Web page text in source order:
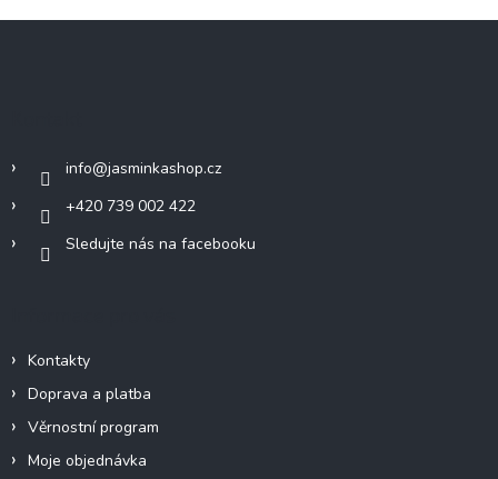
info@jasminkashop.cz
+420 739 002 422
Sledujte nás na facebooku
Kontakty
Doprava a platba
Věrnostní program
Moje objednávka